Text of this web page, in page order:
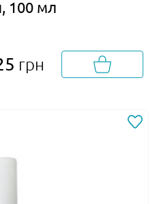
100 мл
грн